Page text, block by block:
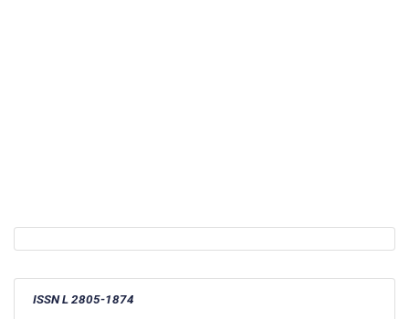
ISSN L 2805-1874